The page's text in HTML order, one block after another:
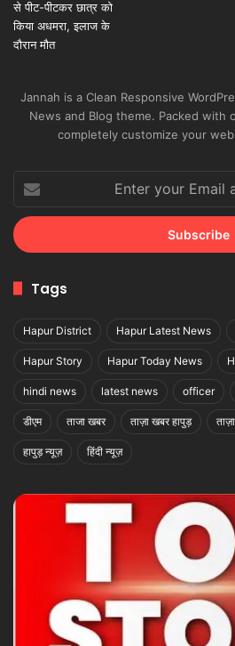
Jannah is a Clean Responsive
News and Blog theme. Packed with
completely customize your
your
Email
address
Tags
Hapur District Hapur Latest News
Hapur Story Hapur Today News
hindi news latest news officer
डीएम ताजा खबर ताज़ा खबर हापुड़
हापुड़ न्यूज़ हिंदी न्यूज़